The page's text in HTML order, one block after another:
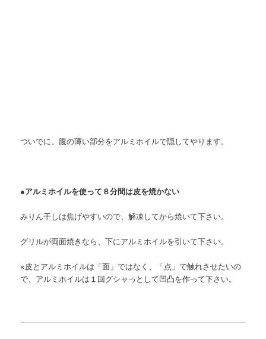
ついでに、腹の薄い部分をアルミホイルで隠してやります。
●アルミホイルを使って８分間は皮を焼かない
みりん干しは焦げやすいので、解凍してから焼いて下さい。
グリルが両面焼きなら、下にアルミホイルを引いて下さい。
※皮とアルミホイルは「面」ではなく、「点」で触れさせたいの
で、アルミホイルは１回グシャっとして凹凸を作って下さい。